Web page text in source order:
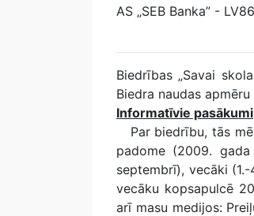
AS „SEB Banka” -
Biedrības „Savai
Biedra naudas
Informatīvie pasākumi
Par biedrību, tās
padome (2009.
septembrī), vecāki
vecāku kopsapulcē
arī masu medijos: